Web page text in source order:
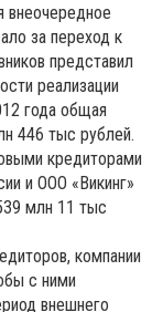
внеочередное
за переход к
представил
реализации
года общая
446 тыс рублей.
кредиторами
и ООО «Викинг»
млн 11 тыс
компании
с ними
внешнего